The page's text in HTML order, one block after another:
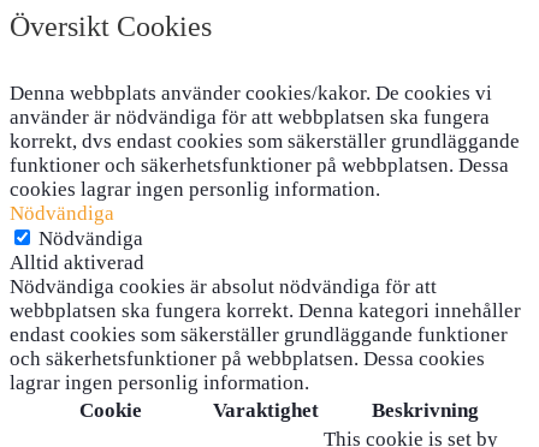
Översikt Cookies
Denna webbplats använder cookies/kakor. De cookies vi
använder är nödvändiga för att webbplatsen ska fungera
korrekt, dvs endast cookies som säkerställer grundläggande
funktioner och säkerhetsfunktioner på webbplatsen. Dessa
cookies lagrar ingen personlig information.
Nödvändiga
Nödvändiga
Alltid aktiverad
Nödvändiga cookies är absolut nödvändiga för att
webbplatsen ska fungera korrekt. Denna kategori innehåller
endast cookies som säkerställer grundläggande funktioner
och säkerhetsfunktioner på webbplatsen. Dessa cookies
lagrar ingen personlig information.
Cookie
Varaktighet
Beskrivning
This cookie is set by